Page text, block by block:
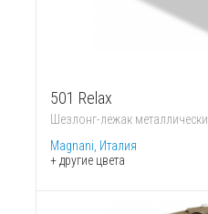
501 Relax
Шезлонг-лежак
Magnani, Италия
+ другие цвета